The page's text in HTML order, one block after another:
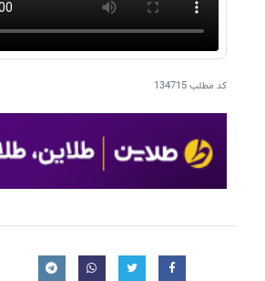
کد مطلب134715